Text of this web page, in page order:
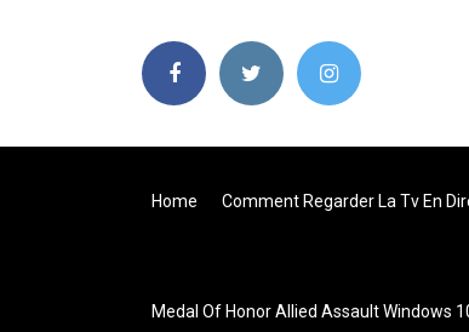
Home Comment Regarder La Tv En
Medal Of Honor Allied Assault Windows